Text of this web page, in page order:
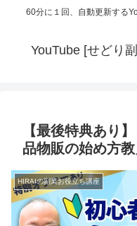
60分に１回、自動更新する
YouTube [せどり
【最後特典あり
品物販の始め方
HIRAIの副業お役立ち講座